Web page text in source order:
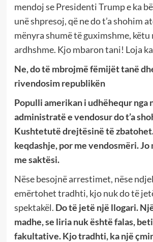
mendoj se Presidenti Trump e ka
unë shpresoj, që ne do t’a shohim
mënyra shumë të guximshme, këtu
ardhshme. Kjo mbaron tani! Loja
Ne, do të mbrojmë fëmijët tanë
rivendosim republikën
Populli amerikan i udhëhequr nga
administratë e vendosur do t’a
Kushtetutë drejtësinë të
keqdashje, por me vendosmëri.
me saktësi.
Nëse besojnë arrestimet, nëse
emërtohet tradhti, kjo nuk do të
spektakël. Do të jetë një llogari.
madhe, se liria nuk është falas,
fakultative. Kjo tradhti, ka një